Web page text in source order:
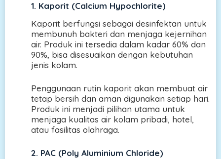
1. Kaporit (Calcium Hypochlorite)
Kaporit berfungsi sebagai desinfektan untuk
membunuh bakteri dan menjaga kejernihan
air. Produk ini tersedia dalam kadar 60% dan
90%, bisa disesuaikan dengan kebutuhan
jenis kolam.
Penggunaan rutin kaporit akan membuat air
tetap bersih dan aman digunakan setiap hari.
Produk ini menjadi pilihan utama untuk
menjaga kualitas air kolam pribadi, hotel,
atau fasilitas olahraga.
2. PAC (Poly Aluminium Chloride)